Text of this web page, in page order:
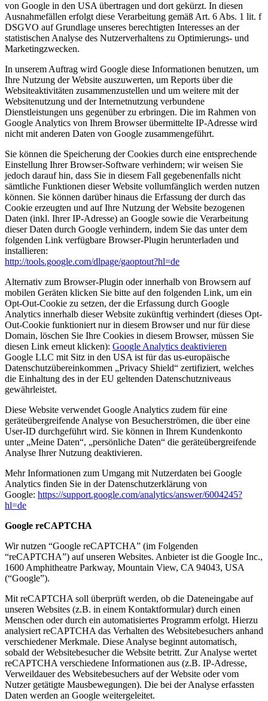
von Google in den USA übertragen und dort gekürzt. In diesen
Ausnahmefällen erfolgt diese Verarbeitung gemäß Art. 6 Abs. 1 lit. f
DSGVO auf Grundlage unseres berechtigten Interesses an der
statistischen Analyse des Nutzerverhaltens zu Optimierungs- und
Marketingzwecken.
In unserem Auftrag wird Google diese Informationen benutzen, um
Ihre Nutzung der Website auszuwerten, um Reports über die
Websiteaktivitäten zusammenzustellen und um weitere mit der
Websitenutzung und der Internetnutzung verbundene
Dienstleistungen uns gegenüber zu erbringen. Die im Rahmen von
Google Analytics von Ihrem Browser übermittelte IP-Adresse wird
nicht mit anderen Daten von Google zusammengeführt.
Sie können die Speicherung der Cookies durch eine entsprechende
Einstellung Ihrer Browser-Software verhindern; wir weisen Sie
jedoch darauf hin, dass Sie in diesem Fall gegebenenfalls nicht
sämtliche Funktionen dieser Website vollumfänglich werden nutzen
können. Sie können darüber hinaus die Erfassung der durch das
Cookie erzeugten und auf Ihre Nutzung der Website bezogenen
Daten (inkl. Ihrer IP-Adresse) an Google sowie die Verarbeitung
dieser Daten durch Google verhindern, indem Sie das unter dem
folgenden Link verfügbare Browser-Plugin herunterladen und
installieren:
http://tools.google.com/dlpage/gaoptout?hl=de
Alternativ zum Browser-Plugin oder innerhalb von Browsern auf
mobilen Geräten klicken Sie bitte auf den folgenden Link, um ein
Opt-Out-Cookie zu setzen, der die Erfassung durch Google
Analytics innerhalb dieser Website zukünftig verhindert (dieses Opt-
Out-Cookie funktioniert nur in diesem Browser und nur für diese
Domain, löschen Sie Ihre Cookies in diesem Browser, müssen Sie
diesen Link erneut klicken): Google Analytics deaktivieren
Google LLC mit Sitz in den USA ist für das us-europäische
Datenschutzübereinkommen „Privacy Shield“ zertifiziert, welches
die Einhaltung des in der EU geltenden Datenschutzniveaus
gewährleistet.
Diese Website verwendet Google Analytics zudem für eine
geräteübergreifende Analyse von Besucherströmen, die über eine
User-ID durchgeführt wird. Sie können in Ihrem Kundenkonto
unter „Meine Daten“, „persönliche Daten“ die geräteübergreifende
Analyse Ihrer Nutzung deaktivieren.
Mehr Informationen zum Umgang mit Nutzerdaten bei Google
Analytics finden Sie in der Datenschutzerklärung von
Google: https://support.google.com/analytics/answer/6004245?
hl=de
Google reCAPTCHA
Wir nutzen “Google reCAPTCHA” (im Folgenden
“reCAPTCHA”) auf unseren Websites. Anbieter ist die Google Inc.,
1600 Amphitheatre Parkway, Mountain View, CA 94043, USA
(“Google”).
Mit reCAPTCHA soll überprüft werden, ob die Dateneingabe auf
unseren Websites (z.B. in einem Kontaktformular) durch einen
Menschen oder durch ein automatisiertes Programm erfolgt. Hierzu
analysiert reCAPTCHA das Verhalten des Websitebesuchers anhand
verschiedener Merkmale. Diese Analyse beginnt automatisch,
sobald der Websitebesucher die Website betritt. Zur Analyse wertet
reCAPTCHA verschiedene Informationen aus (z.B. IP-Adresse,
Verweildauer des Websitebesuchers auf der Website oder vom
Nutzer getätigte Mausbewegungen). Die bei der Analyse erfassten
Daten werden an Google weitergeleitet.